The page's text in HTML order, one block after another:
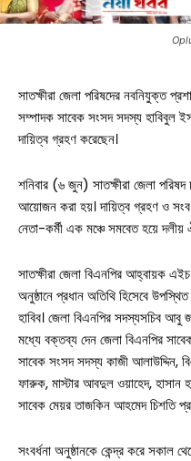
সাতক্ষীরা জেলা পরিষদের নবনিযুক্ত
সম্পাদক সাবেক সংসদ সদস্য হাবিবুল
দায়িত্ব গ্রহণ করেছেন।
শনিবার (৬ জুন) সাতক্ষীরা জেলা
আয়োজন করা হয়। দায়িত্ব গ্রহণ ও
নেতা-কর্মী এক মঞ্চে সমবেত হয়ে দলীয়
সাতক্ষীরা জেলা বিএনপির আহ্বায়ক
অনুষ্ঠানে প্রধান অতিথি হিসেবে
হাবিব। জেলা বিএনপির সদস্যসচিব আবু
মধ্যে বক্তব্য দেন জেলা বিএনপির
সাবেক সংসদ সদস্য কাজী
ফারুক, মাস্টার আবদুল ওয়াহেদ, হাসান
সাবেক মেয়র তাজকিন আহমেদ চিশতি
সংবর্ধনা অনুষ্ঠানকে কেন্দ্র করে সকাল